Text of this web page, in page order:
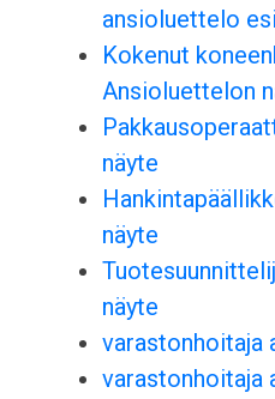
ansioluettelo
Kokenut
Ansioluettelon
näyte
näyte
näyte
varastonhoitaja
varastonhoitaja